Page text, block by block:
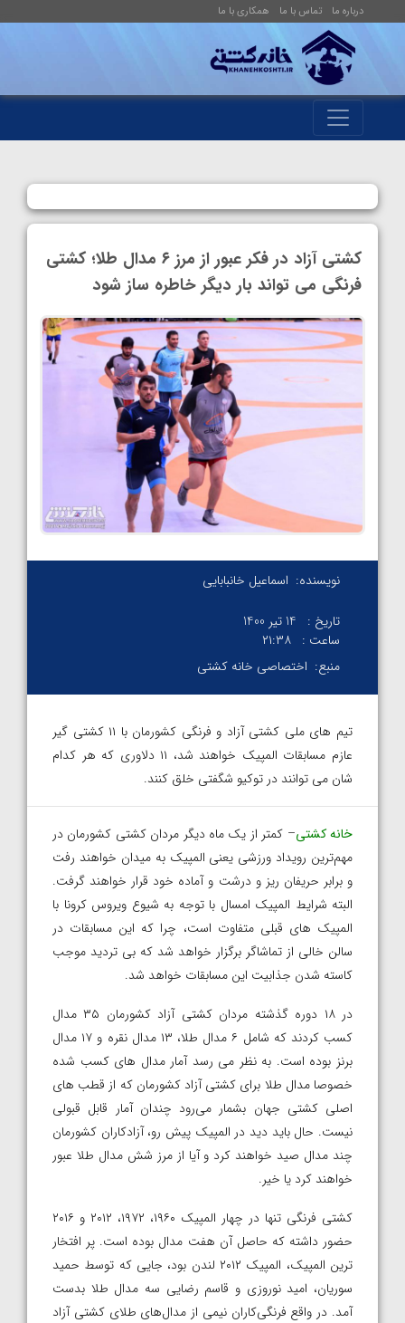
درباره ما تماس با ما همکاری با ما
کشتی آزاد در فکر عبور از مرز ۶ مدال طلا؛ کشتی
فرنگی می‌ تواند بار دیگر خاطره ساز شود
نویسنده: اسماعیل خانبابایی
تاریخ :
14 تیر 1400
ساعت : ۲۱:۳۸
منبع: اختصاصی خانه کشتی
تیم های ملی کشتی آزاد و فرنگی کشورمان با ۱۱ کشتی گیر
عازم مسابقات المپیک خواهند شد، ۱۱ دلاوری که هر کدام
شان می توانند در توکیو شگفتی خلق کنند.
خانه کشتی– کمتر از یک ماه دیگر مردان کشتی کشورمان در
مهم‌ترین رویداد ورزشی یعنی المپیک به میدان خواهند رفت
و برابر حریفان ریز و درشت و آماده خود قرار خواهند گرفت.
البته شرایط المپیک امسال با توجه به شیوع ویروس کرونا با
المپیک های قبلی متفاوت است، چرا که این مسابقات در
سالن خالی از تماشاگر برگزار خواهد شد که بی تردید موجب
کاسته شدن جذابیت این مسابقات خواهد شد.
در ۱۸ دوره گذشته مردان کشتی آزاد کشورمان ۳۵ مدال
کسب کردند که شامل ۶ مدال طلا، ۱۳ مدال نقره و ۱۷ مدال
برنز بوده است. به نظر می رسد آمار مدال های کسب شده
خصوصا مدال طلا برای کشتی آزاد کشورمان که از قطب های
اصلی کشتی جهان بشمار می‌رود چندان آمار قابل قبولی
نیست. حال باید دید در المپیک پیش رو، آزادکاران کشورمان
چند مدال صید خواهند کرد و آیا از مرز شش مدال طلا عبور
خواهند کرد یا خیر.
کشتی فرنگی تنها در چهار المپیک ۱۹۶۰، ۱۹۷۲، ۲۰۱۲ و ۲۰۱۶
حضور داشته که حاصل آن هفت مدال بوده است. پر افتخار
ترین المپیک، المپیک ۲۰۱۲ لندن بود، جایی که توسط حمید
سوریان، امید نوروزی و قاسم رضایی سه مدال طلا بدست
آمد. در واقع فرنگی‌کاران نیمی از مدال‌های طلای کشتی آزاد